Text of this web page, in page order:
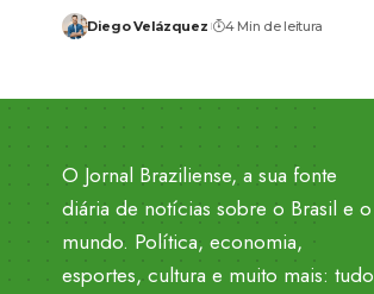
Diego Velázquez 4 Min de leitura
O Jornal Braziliense, a sua fonte
diária de notícias sobre o Brasil e o
mundo. Política, economia,
esportes, cultura e muito mais: tudo